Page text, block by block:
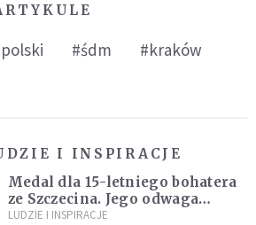
#śdm
#kraków
I INSPIRACJE
Medal dla 15-letniego bohatera
ze Szczecina. Jego odwaga
ocaliła ludzkie życie
LUDZIE I INSPIRACJE